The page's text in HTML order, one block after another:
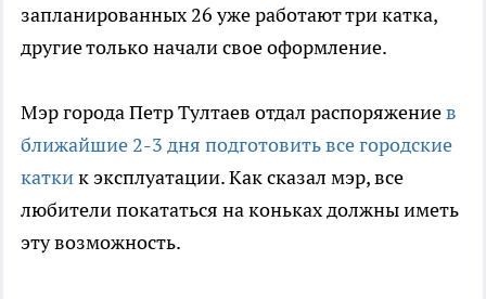
запланированных 26 уже работают три катка,
другие только начали свое оформление.
Мэр города Петр Тултаев отдал распоряжениев
ближайшие 2-3 дня подготовить все городские
каткик эксплуатации. Как сказал мэр, все
любители покататься на коньках должны иметь
эту возможность.